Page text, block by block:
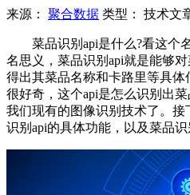
来源： 聚合数据 类型： 技术文
菜品识别api是什么?看这个
名思义，菜品识别api就是能够
得出其菜品名称和卡路里等具体
很好奇，这个api是怎么识别出
我们现有的图像识别技术了。
识别api的具体功能，以及菜品识